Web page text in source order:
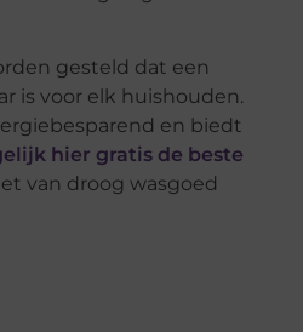
gesteld dat een
is voor elk huishouden.
en biedt
hier gratis de beste
van droog wasgoed